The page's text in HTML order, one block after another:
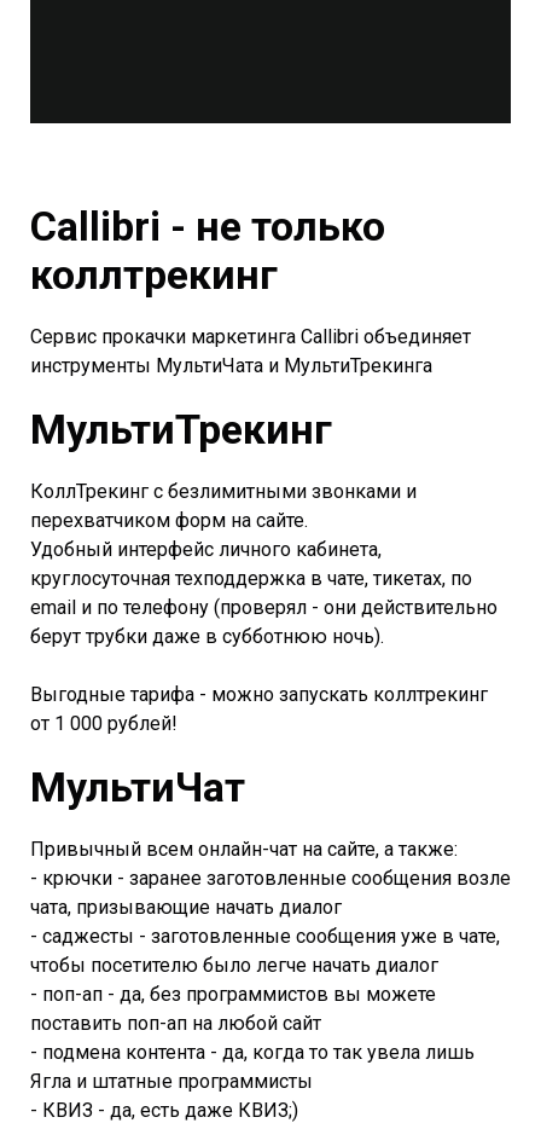
Callibri - не только
коллтрекинг
Сервис прокачки маркетинга Callibri объединяет
инструменты МультиЧата и МультиТрекинга
МультиТрекинг
КоллТрекинг с безлимитными звонками и
перехватчиком форм на сайте.
Удобный интерфейс личного кабинета,
круглосуточная техподдержка в чате, тикетах, по
email и по телефону (проверял - они действительно
берут трубки даже в субботнюю ночь).
Выгодные тарифа - можно запускать коллтрекинг
от 1 000 рублей!
МультиЧат
Привычный всем онлайн-чат на сайте, а также:
- крючки - заранее заготовленные сообщения возле
чата, призывающие начать диалог
- саджесты - заготовленные сообщения уже в чате,
чтобы посетителю было легче начать диалог
- поп-ап - да, без программистов вы можете
поставить поп-ап на любой сайт
- подмена контента - да, когда то так увела лишь
Ягла и штатные программисты
- КВИЗ - да, есть даже КВИЗ;)